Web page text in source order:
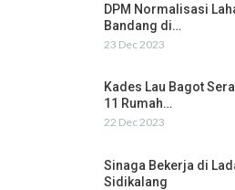
DPM Normalisasi
Bandang di…
23 Dec 2023
Kades Lau Bagot
11 Rumah…
22 Dec 2023
Sinaga Bekerja di
Sidikalang